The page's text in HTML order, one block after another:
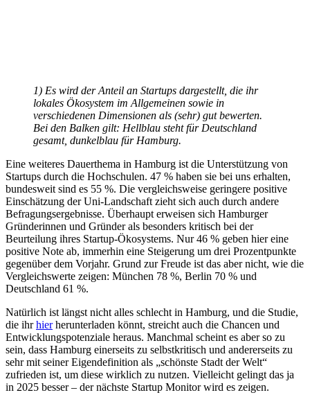
1) Es wird der Anteil an Startups dargestellt, die ihr
lokales Ökosystem im Allgemeinen sowie in
verschiedenen Dimensionen als (sehr) gut bewerten.
Bei den Balken gilt: Hellblau steht für Deutschland
gesamt, dunkelblau für Hamburg.
Eine weiteres Dauerthema in Hamburg ist die Unterstützung von
Startups durch die Hochschulen. 47 % haben sie bei uns erhalten,
bundesweit sind es 55 %. Die vergleichsweise geringere positive
Einschätzung der Uni-Landschaft zieht sich auch durch andere
Befragungsergebnisse. Überhaupt erweisen sich Hamburger
Gründerinnen und Gründer als besonders kritisch bei der
Beurteilung ihres Startup-Ökosystems. Nur 46 % geben hier eine
positive Note ab, immerhin eine Steigerung um drei Prozentpunkte
gegenüber dem Vorjahr. Grund zur Freude ist das aber nicht, wie die
Vergleichswerte zeigen: München 78 %, Berlin 70 % und
Deutschland 61 %.
Natürlich ist längst nicht alles schlecht in Hamburg, und die Studie,
die ihrhierherunterladen könnt, streicht auch die Chancen und
Entwicklungspotenziale heraus. Manchmal scheint es aber so zu
sein, dass Hamburg einerseits zu selbstkritisch und andererseits zu
sehr mit seiner Eigendefinition als „schönste Stadt der Welt“
zufrieden ist, um diese wirklich zu nutzen. Vielleicht gelingt das ja
in 2025 besser – der nächste Startup Monitor wird es zeigen.